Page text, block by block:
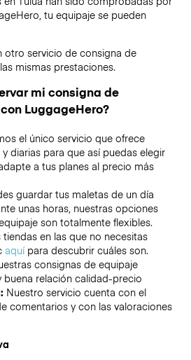
tu equipaje se pueden
otro servicio de consigna de
mismas prestaciones.
mi consigna de
con LuggageHero?
el único servicio que ofrece
diarias para que así puedas elegir
a tus planes al precio más
guardar tus maletas de un día
unas horas, nuestras opciones
son totalmente flexibles.
en las que no necesitas
aquípara descubrir cuáles son.
consignas de equipaje
buena relación calidad-precio
Nuestro servicio cuenta con el
comentarios y con las valoraciones